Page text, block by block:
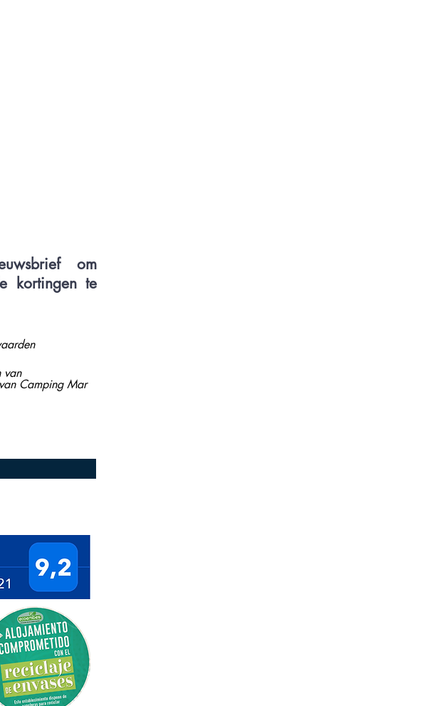
om
kortingen te
van
Camping Mar